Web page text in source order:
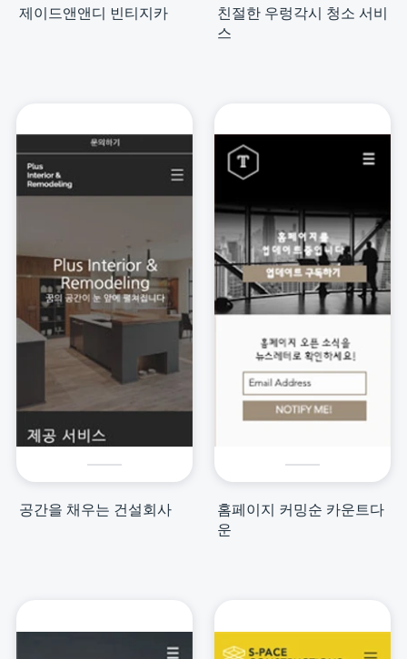
제이드앤앤디 빈티지카
친절한 우렁각시 청소 서비
스
공간을 채우는 건설회사
홈페이지 커밍순 카운트다
운